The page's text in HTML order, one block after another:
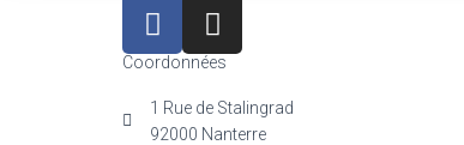
Coordonnées
1 Rue de Stalingrad
92000 Nanterre